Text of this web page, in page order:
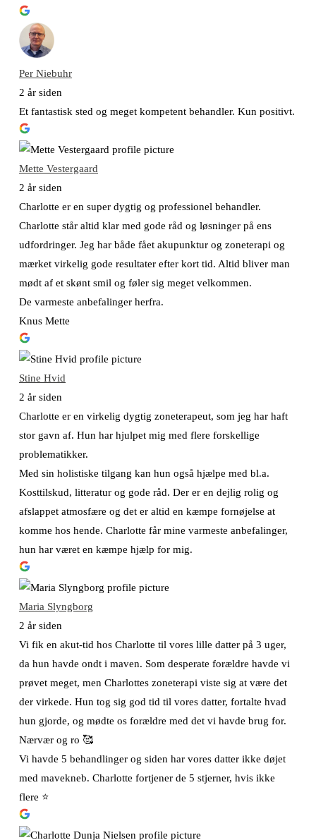
Per Niebuhr
2 år siden
Et fantastisk sted og meget kompetent behandler. Kun positivt.
Mette Vestergaard
2 år siden
Charlotte er en super dygtig og professionel behandler.
Charlotte står altid klar med gode råd og løsninger på ens
udfordringer. Jeg har både fået akupunktur og zoneterapi og
mærket virkelig gode resultater efter kort tid. Altid bliver man
mødt af et skønt smil og føler sig meget velkommen.
De varmeste anbefalinger herfra.
Knus Mette
Stine Hvid
2 år siden
Charlotte er en virkelig dygtig zoneterapeut, som jeg har haft
stor gavn af. Hun har hjulpet mig med flere forskellige
problematikker.
Med sin holistiske tilgang kan hun også hjælpe med bl.a.
Kosttilskud, litteratur og gode råd. Der er en dejlig rolig og
afslappet atmosfære og det er altid en kæmpe fornøjelse at
komme hos hende. Charlotte får mine varmeste anbefalinger,
hun har været en kæmpe hjælp for mig.
Maria Slyngborg
2 år siden
Vi fik en akut-tid hos Charlotte til vores lille datter på 3 uger,
da hun havde ondt i maven. Som desperate forældre havde vi
prøvet meget, men Charlottes zoneterapi viste sig at være det
der virkede. Hun tog sig god tid til vores datter, fortalte hvad
hun gjorde, og mødte os forældre med det vi havde brug for.
Nærvær og ro 🥰
Vi havde 5 behandlinger og siden har vores datter ikke døjet
med mavekneb. Charlotte fortjener de 5 stjerner, hvis ikke
flere ⭐️